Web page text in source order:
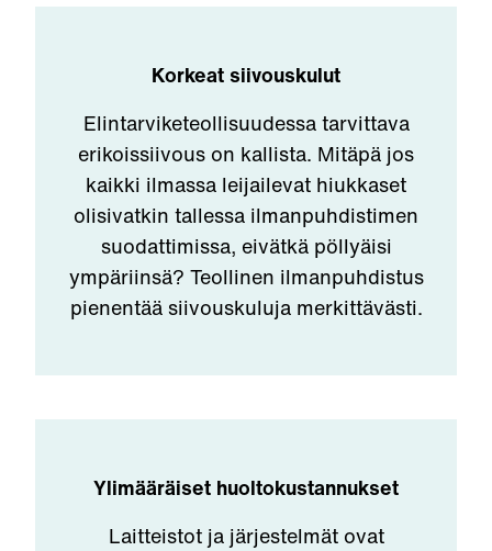
Korkeat siivouskulut
Elintarviketeollisuudessa tarvittava
erikoissiivous on kallista. Mitäpä jos
kaikki ilmassa leijailevat hiukkaset
olisivatkin tallessa ilmanpuhdistimen
suodattimissa, eivätkä pöllyäisi
ympäriinsä? Teollinen ilmanpuhdistus
pienentää siivouskuluja merkittävästi.
Ylimääräiset huoltokustannukset
Laitteistot ja järjestelmät ovat